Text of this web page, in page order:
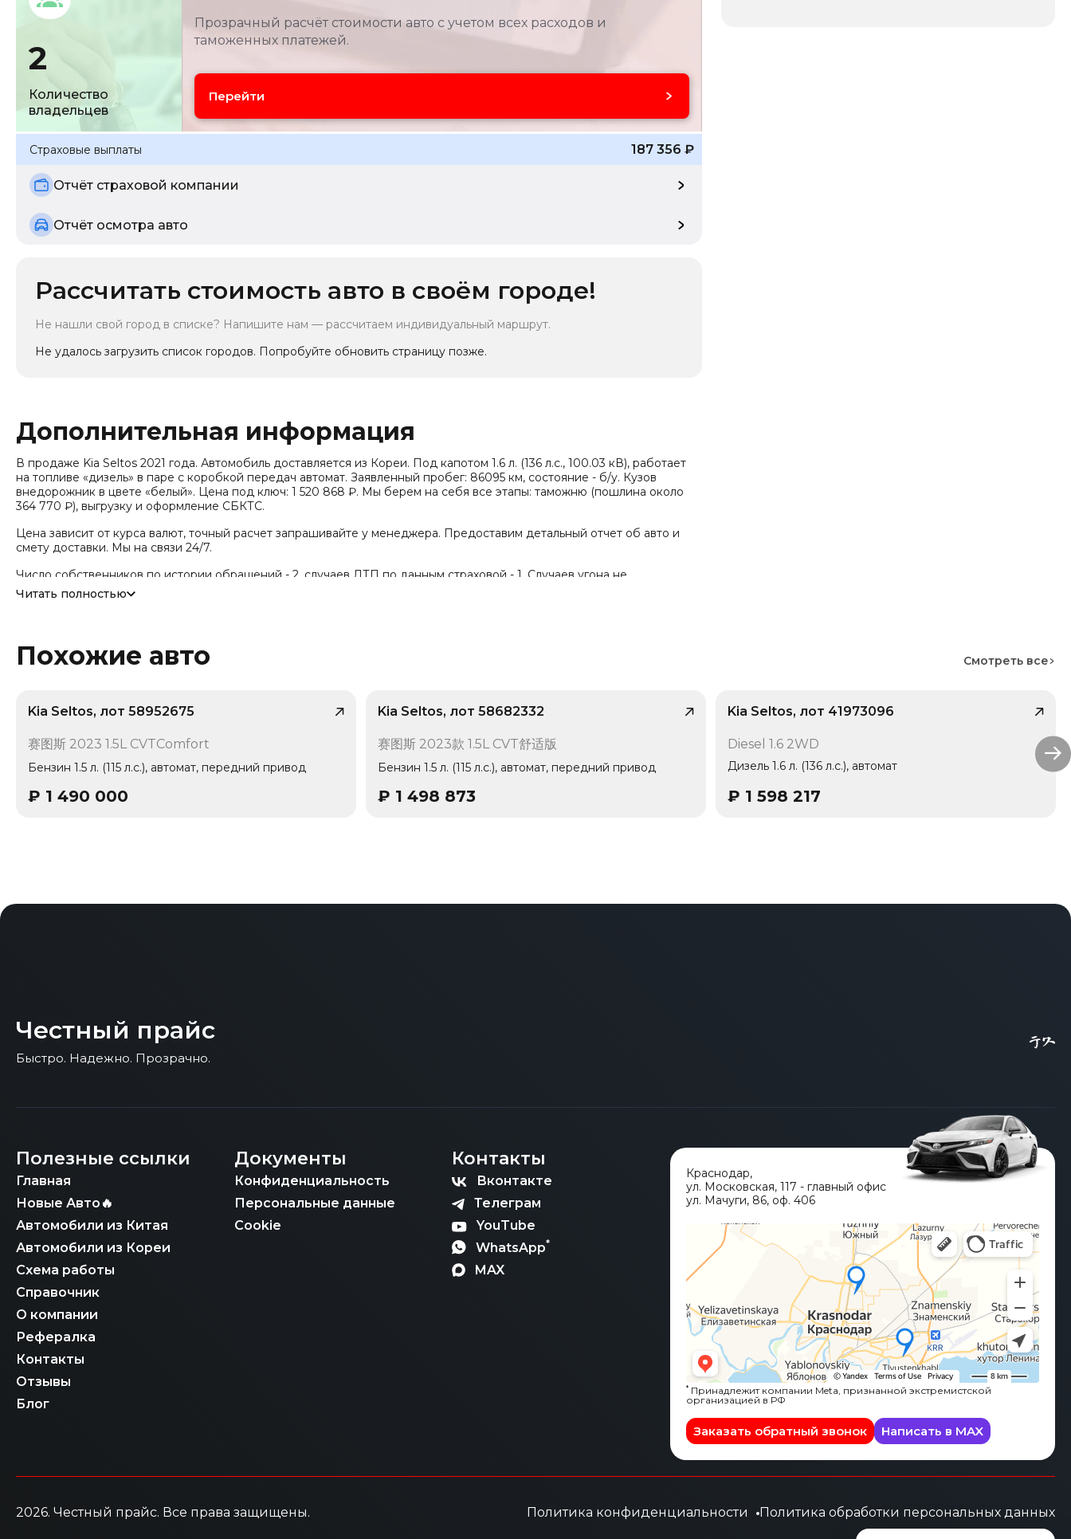
2
Количество
владельцев
Прозрачный расчёт стоимости авто с учетом всех расходов и
таможенных платежей.
Перейти
Страховые выплаты 187 356 ₽
Отчёт страховой компании
Отчёт осмотра авто
Рассчитать стоимость авто в своём городе!
Не нашли свой город в списке? Напишите нам — рассчитаем индивидуальный маршрут.
Не удалось загрузить список городов. Попробуйте обновить страницу позже.
Дополнительная информация
В продаже Kia Seltos 2021 года. Автомобиль доставляется из Кореи. Под капотом 1.6 л. (136 л.с., 100.03 кВ), работает
на топливе «дизель» в паре с коробкой передач автомат. Заявленный пробег: 86095 км, состояние - б/у. Кузов
внедорожник в цвете «белый». Цена под ключ: 1 520 868 ₽. Мы берем на себя все этапы: таможню (пошлина около
364 770 ₽), выгрузку и оформление СБКТС.
Цена зависит от курса валют, точный расчет запрашивайте у менеджера. Предоставим детальный отчет об авто и
смету доставки. Мы на связи 24/7.
Число собственников по истории обращений - 2, случаев ДТП по данным страховой - 1. Случаев угона не
зафиксировано.
Читать полностью
Похожие авто Смотреть все
Kia Seltos, лот 58952675
1 владелец
赛图斯 2023 1.5L CVTComfort
Бензин 1.5 л. (115 л.с.), автомат, передний привод
₽ 1 490 000
Kia Seltos, лот 58682332
1 владелец
赛图斯 2023款 1.5L CVT舒适版
Бензин 1.5 л. (115 л.с.), автомат, передний привод
₽ 1 498 873
Kia Seltos, лот 41973096
Diesel 1.6 2WD
Дизель 1.6 л. (136 л.с.), автомат
₽ 1 598 217
Честный прайс
Быстро. Надежно. Прозрачно.
Полезные ссылки
Главная
Новые Авто🔥
Автомобили из Китая
Автомобили из Кореи
Схема работы
Справочник
О компании
Рефералка
Контакты
Отзывы
Блог
Документы
Конфиденциальность
Персональные данные
Cookie
Контакты
Вконтакте
Телеграм
YouTube
WhatsApp*
MAX
Краснодар,
ул. Московская, 117 - главный офис
ул. Мачуги, 86, оф. 406
*Принадлежит компании Meta, признанной экстремистской
организацией в РФ
Заказать обратный звонок Написать в MAX
2026. Честный прайс. Все права защищены. Политика конфиденциальности Политика обработки персональных данных